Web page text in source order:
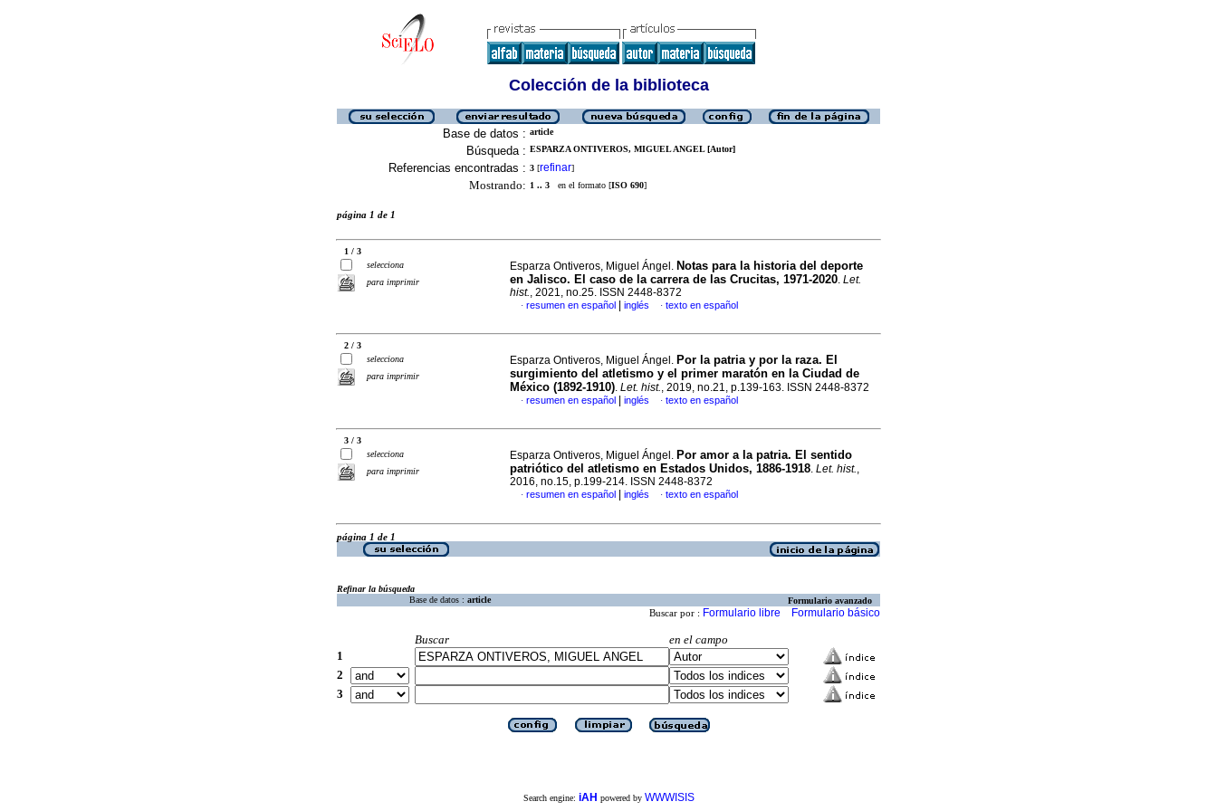
Colección de la biblioteca
Base de datos : article
Búsqueda : ESPARZA ONTIVEROS, MIGUEL ANGEL [Autor]
Referencias encontradas : 3 [refinar]
Mostrando: 1 .. 3 en el formato [ISO 690]
página 1 de 1
1 / 3
selecciona
para imprimir
Esparza Ontiveros, Miguel Ángel. Notas para la historia del deporte
en Jalisco. El caso de la carrera de las Crucitas, 1971-2020. Let.
hist., 2021, no.25. ISSN 2448-8372
· resumen en español inglés · texto en español
2 / 3
selecciona
para imprimir
Esparza Ontiveros, Miguel Ángel. Por la patria y por la raza. El
surgimiento del atletismo y el primer maratón en la Ciudad de
México (1892-1910). Let. hist., 2019, no.21, p.139-163. ISSN 2448-8372
· resumen en español inglés · texto en español
3 / 3
selecciona
para imprimir
Esparza Ontiveros, Miguel Ángel. Por amor a la patria. El sentido
patriótico del atletismo en Estados Unidos, 1886-1918. Let. hist.,
2016, no.15, p.199-214. ISSN 2448-8372
· resumen en español inglés · texto en español
página 1 de 1
Refinar la búsqueda
Base de datos : article Formulario avanzado
Buscar por : Formulario libre Formulario básico
Buscar
en el campo
1
2
3
Search engine: iAH powered by WWWISIS